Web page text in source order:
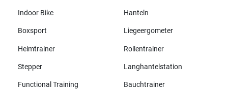
Indoor Bike Hanteln
Boxsport Liegeergometer
Heimtrainer Rollentrainer
Stepper Langhantelstation
Functional Training Bauchtrainer